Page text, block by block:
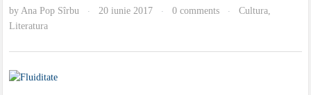
by Ana Pop Sîrbu · 20 iunie 2017 · 0 comments · Cultura
Literatura